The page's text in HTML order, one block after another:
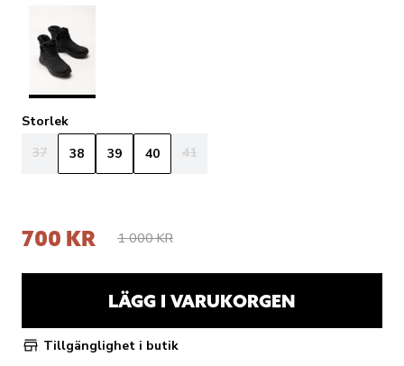
Storlek
37
38 39 40 41
700 KR 1 000 KR
LÄGG I VARUKORGEN
Tillgänglighet i butik